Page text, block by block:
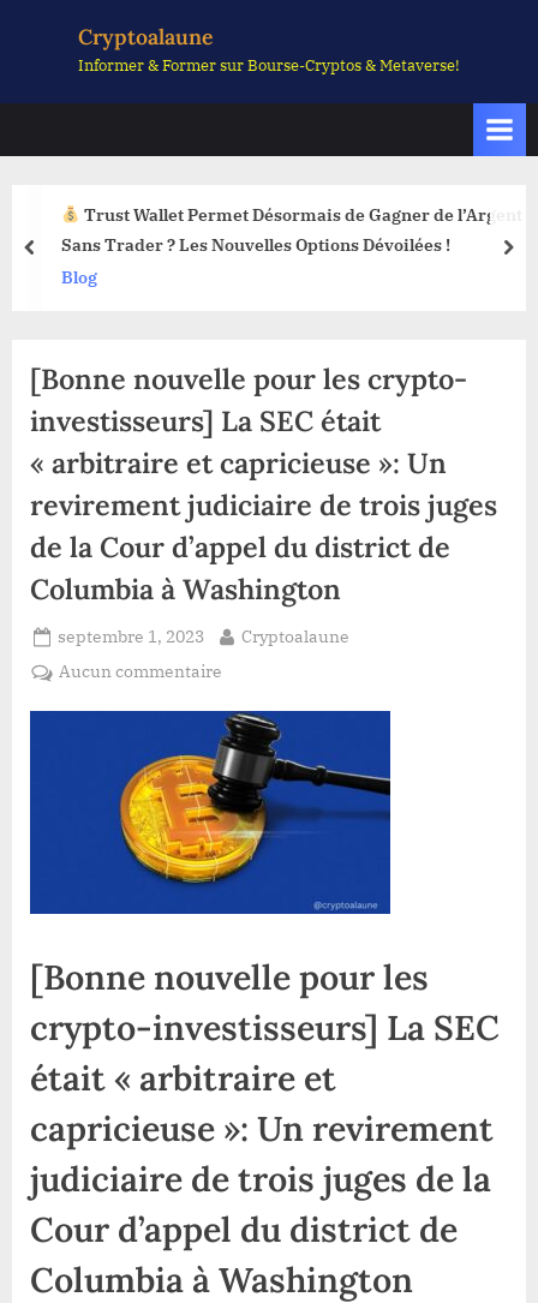
Cryptoalaune
Informer & Former sur Bourse-Cryptos & Metaverse!
Trust Wallet Permet Désormais de Gagner de l’Argent
Sans Trader ? Les Nouvelles Options Dévoilées !
Blog
prev
[Bonne nouvelle pour les crypto-
investisseurs] La SEC était
« arbitraire et capricieuse »: Un
revirement judiciaire de trois juges
de la Cour d’appel du district de
Columbia à Washington
Posted
on
septembre 1, 2023 By
Cryptoalaune
Aucun commentaire
nouvelle
pour
les
crypto-
investisseurs]
La
était
et
capricieuse »:
Un
judiciaire
trois
juges
de
la
d’appel
[Bonne nouvelle pour les
crypto-investisseurs] La SEC
était « arbitraire et
capricieuse »: Un revirement
judiciaire de trois juges de la
Cour d’appel du district de
Columbia à Washington